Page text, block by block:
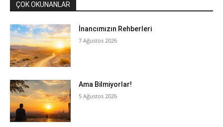
ÇOK OKUNANLAR
İnancımızın Rehberleri
7 Ağustos 2026
Ama Bilmiyorlar!
5 Ağustos 2026